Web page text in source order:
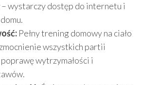
wystarczy dostęp do internetu i
Pełny trening domowy na ciało
wszystkich partii
wytrzymałości i